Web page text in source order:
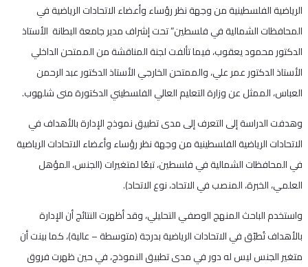
الرياضية الفلسطينية من وجهة نظر رؤساء وأعضاء الاتحادات الرياضية في
المحافظات الشمالية في فلسطين” تحت إشراف مدير جامعة البطانة الأستاذ
الدكتور محمود يعقوب، فيما تألفت لجنة المناقشة من الممتحن الداخلي
الأستاذ الدكتور عمر علي، والممتحن الخارجي الأستاذ الدكتور عبد الرحمن
العباس، الممثل عن وزارة التعليم العالي الفلسطيني الدكتورة منى شلهوب.
وهدفت الدراسة إلى التعرف إلى مدى تطبيق نموذج الإدارة بالأهداف في
الاتحادات الرياضية الفلسطينية من وجهة نظر رؤساء وأعضاء الاتحادات الرياضية
في المحافظات الشمالية في فلسطين، تبعًا لمتغيرات (الجنس، المؤهل
العلمي، الخبرة، المنصب في الاتحاد، نوع الاتحاد).
واستخدم الباحث المنهج الوصفي التحليلي، وقد أظهرت النتائج أن الإدارة
بالأهداف تُطبّق في الاتحادات الرياضية بدرجة (متوسطة – عالية)، كما بينت أن
متغير الجنس ليس له دور في مدى تطبيق النموذج، في حين ظهرت فروق